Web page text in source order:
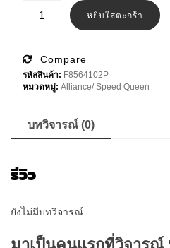
was:
฿
F8564102P
3
HP
PKG
230/460V
หยิบใส่ตะกร้า
Compare
รหัสสินค้า: F8564102P
หมวดหมู่: Alliance/ Speed Queen
บทวิจารณ์ (0)
รีวิว
ยังไม่มีบทวิจารณ์